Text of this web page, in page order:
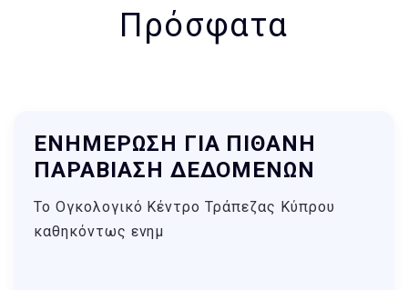
Πρόσφατα
ΕΝΗΜΕΡΩΣΗ ΓΙΑ ΠΙΘΑΝΗ
ΠΑΡΑΒΙΑΣΗ ΔΕΔΟΜΕΝΩΝ
Το Ογκολογικό Κέντρο Τράπεζας Κύπρου
καθηκόντως ενημ